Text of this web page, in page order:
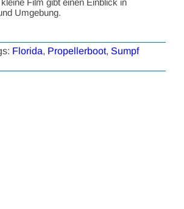
Umgebung.
Florida, Propellerboot, Sumpf